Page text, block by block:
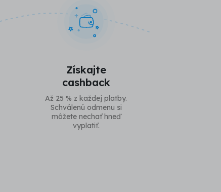
Získajte
cashback
Až 25 % z každej platby.
Schválenú odmenu si
môžete nechať hneď
vyplatiť.